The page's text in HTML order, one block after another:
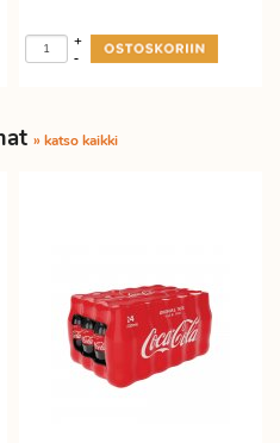
-
+
» katso kaikki